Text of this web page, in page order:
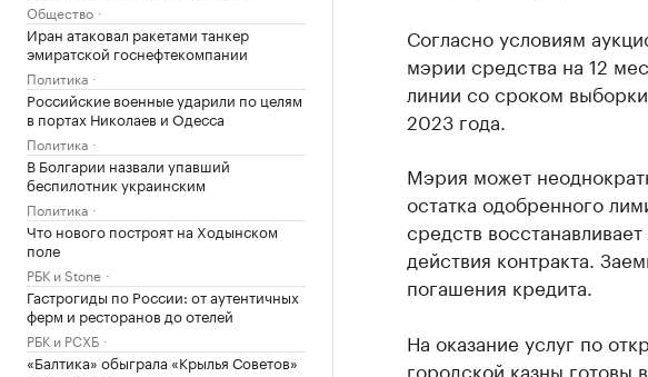
Общество
Иран атаковал ракетами танкер
эмиратской госнефтекомпании
Политика
Российские военные ударили по целям
в портах Николаев и Одесса
Политика
В Болгарии назвали упавший
беспилотник украинским
Политика
Что нового построят на Ходынском
поле
РБК и Stone
Гастрогиды по России: от аутентичных
ферм и ресторанов до отелей
РБК и РСХБ
«Балтика» обыграла «Крылья Советов»
Согласно условиям
мэрии средства на 12
линии со сроком
2023 года.
Мэрия может
остатка одобренного
средств
действия контракта.
погашения кредита.
На оказание услуг по
городской казны готовы